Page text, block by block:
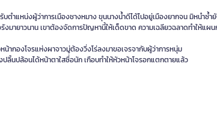
บตำแหน่งผู้ว่าการเมืองชางหมาง ขุนนางน้ำดีได้ไปอยู่เมืองยากจน มิหนำซ้ำ
งมายาวนาน เขาต้องจัดการปัญหานี้ให้เด็ดขาด ความเฉลียวฉลาดทำให้แผน
น้ากองโจรแห่งผาจาวมู่ต้องวิ่งโร่ลงมาขอเจรจากับผู้ว่าการหนุ่ม